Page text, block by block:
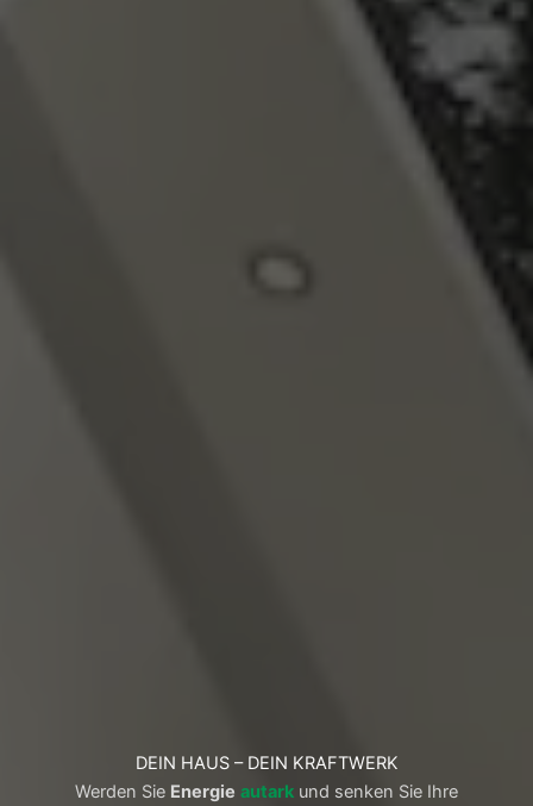
DEIN HAUS – DEIN KRAFTWERK
Werden Sie Energie autark und senken Sie Ihre